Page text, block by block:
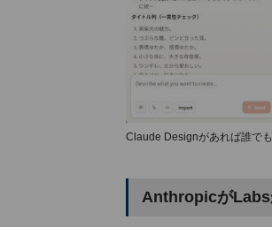
Claude Designがあれば誰でも
AnthropicがLabs